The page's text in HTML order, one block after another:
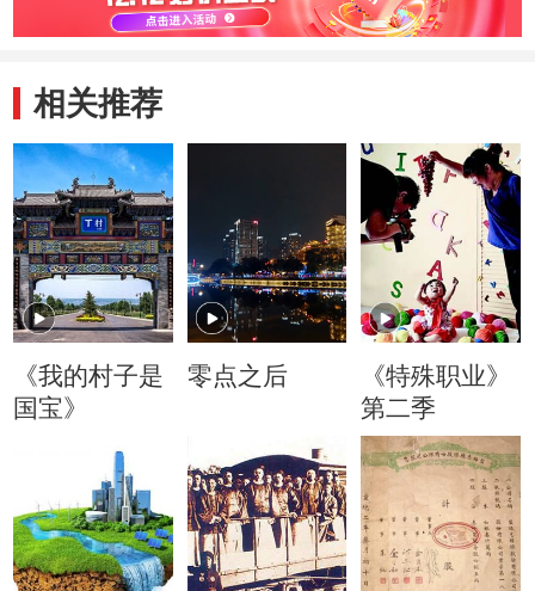
相关推荐
《我的村子是
国宝》
零点之后
《特殊职业》
第二季